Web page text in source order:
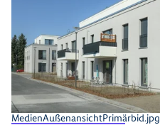
MedienAußenansichtPrimärbid.jpg